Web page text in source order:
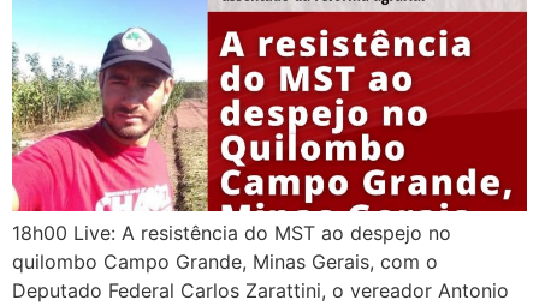
18h00 Live: A resistência do MST ao despejo no
quilombo Campo Grande, Minas Gerais, com o
Deputado Federal Carlos Zarattini, o vereador Antonio